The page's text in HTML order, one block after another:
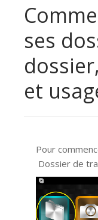
ses
et
Pour
Dossier de